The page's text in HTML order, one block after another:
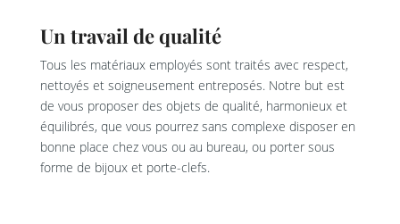
Un travail de qualité
Tous les matériaux employés sont traités avec respect,
nettoyés et soigneusement entreposés. Notre but est
de vous proposer des objets de qualité, harmonieux et
équilibrés, que vous pourrez sans complexe disposer en
bonne place chez vous ou au bureau, ou porter sous
forme de bijoux et porte-clefs.